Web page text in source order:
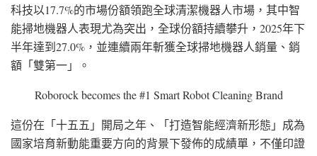
科技以17.7%的市場份額領跑全球清潔機器人市場，其中智
能掃地機器人表現尤為突出，全球份額持續攀升，2025年下
半年達到27.0%，並連續兩年斬獲全球掃地機器人銷量、銷
額「雙第一」。
Roborock becomes the #1 Smart Robot Cleaning Brand
這份在「十五五」開局之年、「打造智能經濟新形態」成為
國家培育新動能重要方向的背景下發佈的成績單，不僅印證